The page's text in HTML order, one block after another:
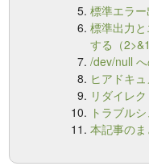
標準エラー
標準出力
する（2>&1
/dev/null
ヒアドキュ
リダイレ
トラブル
本記事の